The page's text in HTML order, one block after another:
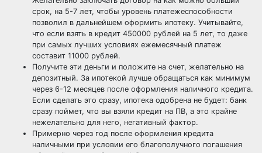
срок, на 5-7 лет, чтобы уровень платежеспособности
позволил в дальнейшем оформить ипотеку. Учитывайте,
что если взять в кредит 450000 рублей на 5 лет, то даже
при самых лучших условиях ежемесячный платеж
составит 11000 рублей.
Получите эти деньги и положите на счет, желательно на
депозитный. За ипотекой лучше обращаться как минимум
через 6-12 месяцев после оформления наличного кредита.
Если сделать это сразу, ипотека одобрена не будет: банк
сразу поймет, что вы взяли кредит на ПВ, а это крайне
нежелательно для него, негативный фактор.
Примерно через год после оформления кредита
наличными при условии его благополучного погашения